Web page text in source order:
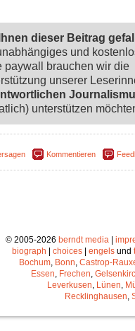
dieser Beitrag
und
paywall brauchen wir die
unserer
unterstützen
Kommentieren
© 2005-2026 berndt media|
biograph
choices engels und
Bochum, Bonn, Castrop-
Essen, Frechen,
Leverkusen, Lünen,
Recklinghausen,